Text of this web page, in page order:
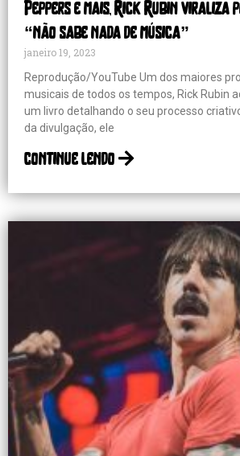
Peppers e mais, Rick Rubin viraliza
“não sabe nada de música”
janeiro 19, 2023
Reprodução/YouTube Um dos maiores
musicais de todos os tempos, Rick Rubin
um livro detalhando o seu processo
da divulgação, ele
continue lendo